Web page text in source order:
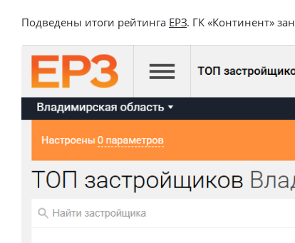
Подведены итоги рейтинга ЕРЗ. ГК «Континент»